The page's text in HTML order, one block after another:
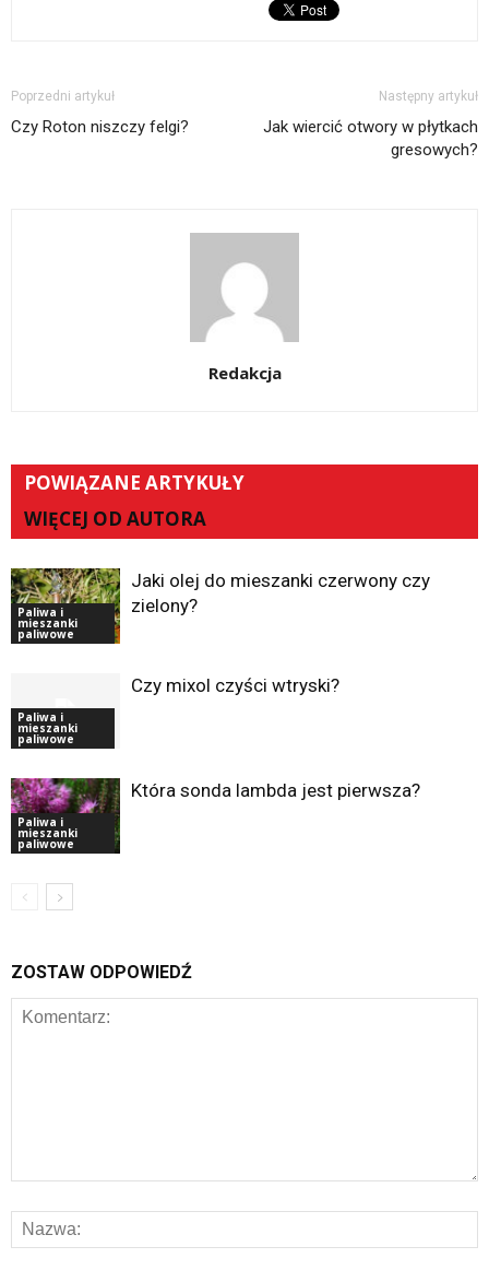
Poprzedni artykuł
Czy Roton niszczy felgi?
Następny artykuł
Jak wiercić otwory w płytkach
gresowych?
Redakcja
POWIĄZANE ARTYKUŁY
WIĘCEJ OD AUTORA
Paliwa i
mieszanki
paliwowe
Jaki olej do mieszanki czerwony czy
zielony?
Paliwa i
mieszanki
paliwowe
Czy mixol czyści wtryski?
Paliwa i
mieszanki
paliwowe
Która sonda lambda jest pierwsza?
ZOSTAW ODPOWIEDŹ